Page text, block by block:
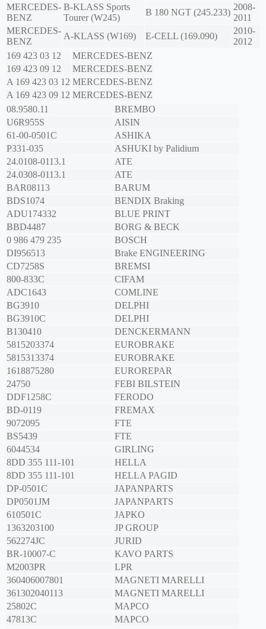
MERCEDES-
BENZ
B-KLASS Sports
Tourer (W245)
B 180 NGT (245.233)
2008-
2011
MERCEDES-
BENZ
A-KLASS (W169) E-CELL (169.090)
2010-
2012
169 423 03 12
MERCEDES-BENZ
169 423 09 12
MERCEDES-BENZ
A 169 423 03 12 MERCEDES-BENZ
A 169 423 09 12 MERCEDES-BENZ
08.9580.11
BREMBO
U6R955S
AISIN
61-00-0501C
ASHIKA
P331-035
ASHUKI by Palidium
24.0108-0113.1
ATE
24.0308-0113.1
ATE
BAR08113
BARUM
BDS1074
BENDIX Braking
ADU174332
BLUE PRINT
BBD4487
BORG & BECK
0 986 479 235
BOSCH
DI956513
Brake ENGINEERING
CD7258S
BREMSI
800-833C
CIFAM
ADC1643
COMLINE
BG3910
DELPHI
BG3910C
DELPHI
B130410
DENCKERMANN
5815203374
EUROBRAKE
5815313374
EUROBRAKE
1618875280
EUROREPAR
24750
FEBI BILSTEIN
DDF1258C
FERODO
BD-0119
FREMAX
9072095
FTE
BS5439
FTE
6044534
GIRLING
8DD 355 111-101
HELLA
8DD 355 111-101
HELLA PAGID
DP-0501C
JAPANPARTS
DP0501JM
JAPANPARTS
610501C
JAPKO
1363203100
JP GROUP
562274JC
JURID
BR-10007-C
KAVO PARTS
M2003PR
LPR
360406007801
MAGNETI MARELLI
361302040113
MAGNETI MARELLI
25802C
MAPCO
47813C
MAPCO